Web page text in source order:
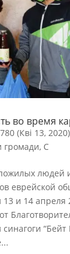
во время
(Кві 13, 2020)
громади, С
людей
еврейской
и 14 апреля
“Бейт